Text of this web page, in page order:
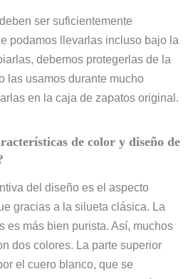
ser suficientemente
podamos llevarlas incluso bajo la
debemos protegerlas de la
las usamos durante mucho
en la caja de zapatos original.
de color y diseño de
del diseño es el aspecto
gracias a la silueta clásica. La
es más bien purista. Así, muchos
dos colores. La parte superior
el cuero blanco, que se